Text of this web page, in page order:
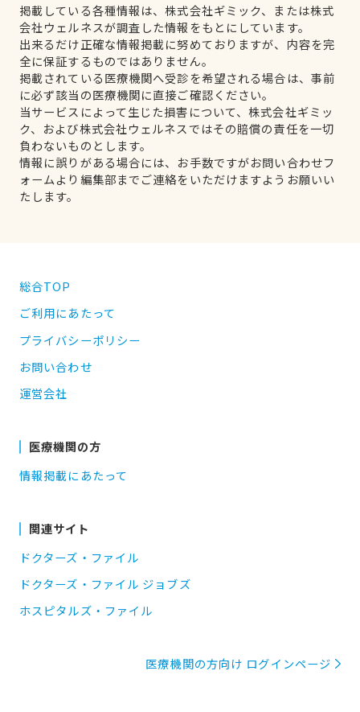
掲載している各種情報は、株式会社ギミック、または株式
会社ウェルネスが調査した情報をもとにしています。
出来るだけ正確な情報掲載に努めておりますが、内容を完
全に保証するものではありません。
掲載されている医療機関へ受診を希望される場合は、事前
に必ず該当の医療機関に直接ご確認ください。
当サービスによって生じた損害について、株式会社ギミッ
ク、および株式会社ウェルネスではその賠償の責任を一切
負わないものとします。
情報に誤りがある場合には、お手数ですがお問い合わせフ
ォームより編集部までご連絡をいただけますようお願いい
たします。
総合TOP
ご利用にあたって
プライバシーポリシー
お問い合わせ
運営会社
医療機関の方
情報掲載にあたって
関連サイト
ドクターズ・ファイル
ドクターズ・ファイル ジョブズ
ホスピタルズ・ファイル
医療機関の方向け ログインページ